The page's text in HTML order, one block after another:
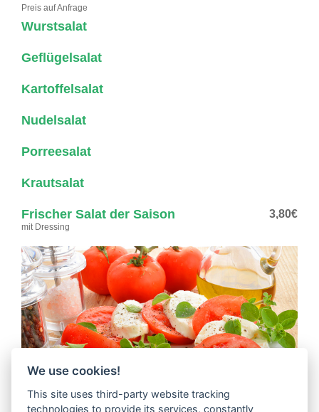
Preis auf Anfrage
Wurstsalat
Geflügelsalat
Kartoffelsalat
Nudelsalat
Porreesalat
Krautsalat
3,80€
Frischer Salat der Saison
mit Dressing
We use cookies!
This site uses third-party website tracking
technologies to provide its services, constantly